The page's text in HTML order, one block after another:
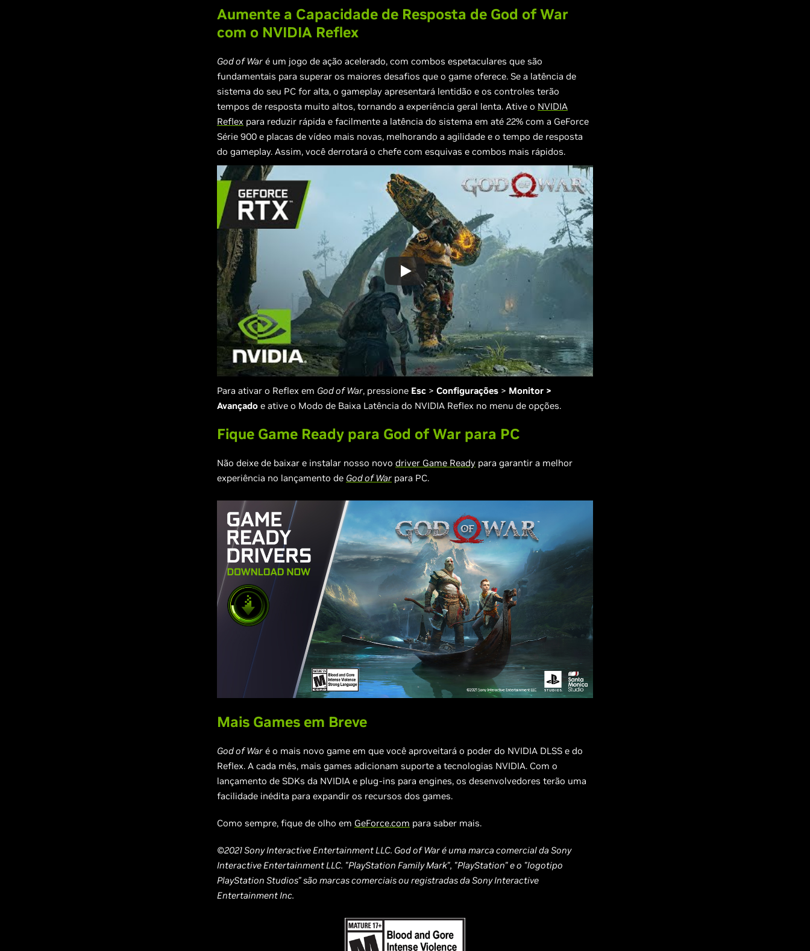
Aumente a Capacidade de Resposta de God of War
com o NVIDIA Reflex
God of War é um jogo de ação acelerado, com combos espetaculares que são
fundamentais para superar os maiores desafios que o game oferece. Se a latência de
sistema do seu PC for alta, o gameplay apresentará lentidão e os controles terão
tempos de resposta muito altos, tornando a experiência geral lenta. Ative o NVIDIA
Reflex para reduzir rápida e facilmente a latência do sistema em até 22% com a GeForce
Série 900 e placas de vídeo mais novas, melhorando a agilidade e o tempo de resposta
do gameplay. Assim, você derrotará o chefe com esquivas e combos mais rápidos.
Para ativar o Reflex em God of War, pressione Esc > Configurações > Monitor >
Avançado e ative o Modo de Baixa Latência do NVIDIA Reflex no menu de opções.
Fique Game Ready para God of War para PC
Não deixe de baixar e instalar nosso novo driver Game Ready para garantir a melhor
experiência no lançamento de God of War para PC.
Mais Games em Breve
God of War é o mais novo game em que você aproveitará o poder do NVIDIA DLSS e do
Reflex. A cada mês, mais games adicionam suporte a tecnologias NVIDIA. Com o
lançamento de SDKs da NVIDIA e plug-ins para engines, os desenvolvedores terão uma
facilidade inédita para expandir os recursos dos games.
Como sempre, fique de olho em GeForce.com para saber mais.
©2021 Sony Interactive Entertainment LLC. God of War é uma marca comercial da Sony
Interactive Entertainment LLC. "PlayStation Family Mark", "PlayStation" e o "logotipo
PlayStation Studios" são marcas comerciais ou registradas da Sony Interactive
Entertainment Inc.